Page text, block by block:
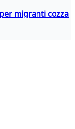
migranti cozza